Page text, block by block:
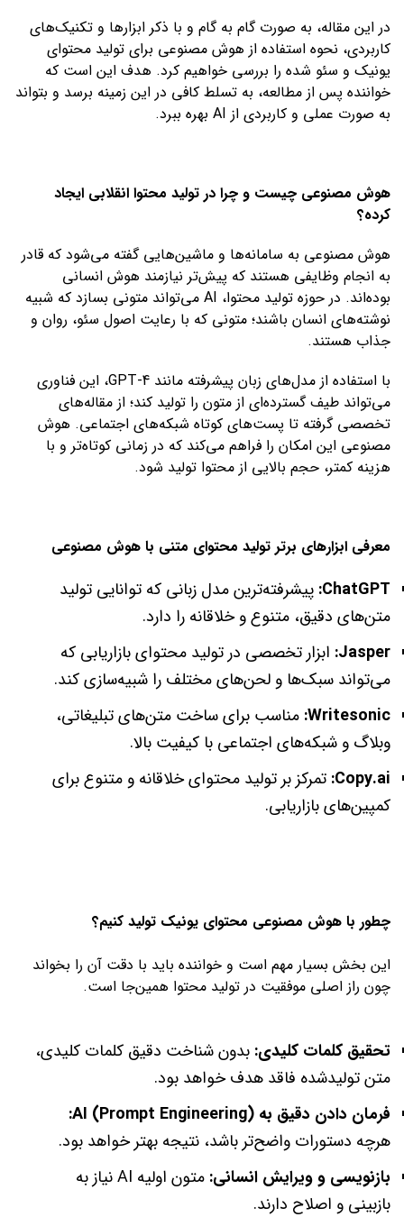
در این مقاله، به صورت گام به گام و با ذکر ابزارها و تکنیک‌های
کاربردی، نحوه استفاده از هوش مصنوعی برای تولید محتوای
یونیک و سئو شده را بررسی خواهیم کرد. هدف این است که
خواننده پس از مطالعه، به تسلط کافی در این زمینه برسد و بتواند
به صورت عملی و کاربردی از AI بهره ببرد.
هوش مصنوعی چیست و چرا در تولید محتوا انقلابی ایجاد
کرده؟
هوش مصنوعی به سامانه‌ها و ماشین‌هایی گفته می‌شود که قادر
به انجام وظایفی هستند که پیش‌تر نیازمند هوش انسانی
بوده‌اند. در حوزه تولید محتوا، AI می‌تواند متونی بسازد که شبیه
نوشته‌های انسان باشند؛ متونی که با رعایت اصول سئو، روان و
جذاب هستند.
با استفاده از مدل‌های زبان پیشرفته مانند GPT-4، این فناوری
می‌تواند طیف گسترده‌ای از متون را تولید کند؛ از مقاله‌های
تخصصی گرفته تا پست‌های کوتاه شبکه‌های اجتماعی. هوش
مصنوعی این امکان را فراهم می‌کند که در زمانی کوتاه‌تر و با
هزینه کمتر، حجم بالایی از محتوا تولید شود.
معرفی ابزارهای برتر تولید محتوای متنی با هوش مصنوعی
ChatGPT: پیشرفته‌ترین مدل زبانی که توانایی تولید
متن‌های دقیق، متنوع و خلاقانه را دارد.
Jasper: ابزار تخصصی در تولید محتوای بازاریابی که
می‌تواند سبک‌ها و لحن‌های مختلف را شبیه‌سازی کند.
Writesonic: مناسب برای ساخت متن‌های تبلیغاتی،
وبلاگ و شبکه‌های اجتماعی با کیفیت بالا.
Copy.ai: تمرکز بر تولید محتوای خلاقانه و متنوع برای
کمپین‌های بازاریابی.
چطور با هوش مصنوعی محتوای یونیک تولید کنیم؟
این بخش بسیار مهم است و خواننده باید با دقت آن را بخواند
چون راز اصلی موفقیت در تولید محتوا همین‌جا است.
تحقیق کلمات کلیدی: بدون شناخت دقیق کلمات کلیدی،
متن تولیدشده فاقد هدف خواهد بود.
فرمان دادن دقیق به AI (Prompt Engineering):
هرچه دستورات واضح‌تر باشد، نتیجه بهتر خواهد بود.
بازنویسی و ویرایش انسانی:
متون اولیه AI نیاز به
بازبینی و اصلاح دارند.